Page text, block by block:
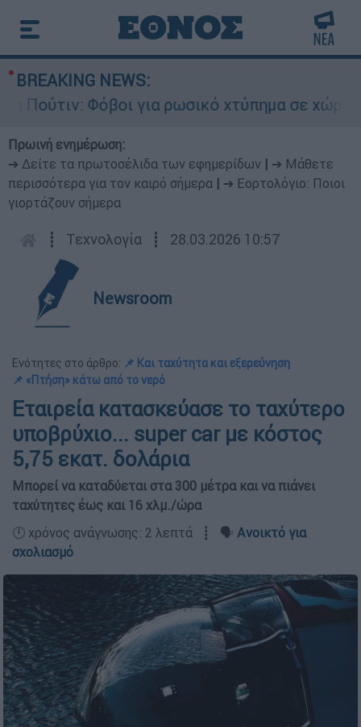
BREAKING NEWS:
Φόβοι για ρωσικό χτύπημα σε χώρα του
Πρωινή ενημέρωση:
➔ Δείτε τα πρωτοσέλιδα των εφημερίδων
➔ Μάθετε
περισσότερα για τον καιρό σήμερα
➔ Εορτολόγιο: Ποιοι
γιορτάζουν σήμερα
┋ Τεχνολογία ┋ 28.03.2026 10:57
Newsroom
Ενότητες στο άρθρο: 📌 Και ταχύτητα και εξερεύνηση
📌 «Πτήση» κάτω από το νερό
Εταιρεία κατασκεύασε το ταχύτερο
υποβρύχιο... super car με κόστος
5,75 εκατ. δολάρια
Μπορεί να καταδύεται στα 300 μέτρα και να πιάνει
ταχύτητες έως και 16 χλμ./ώρα
🕛 χρόνος ανάγνωσης: 2 λεπτά ┋ 🗣️ Ανοικτό για
σχολιασμό